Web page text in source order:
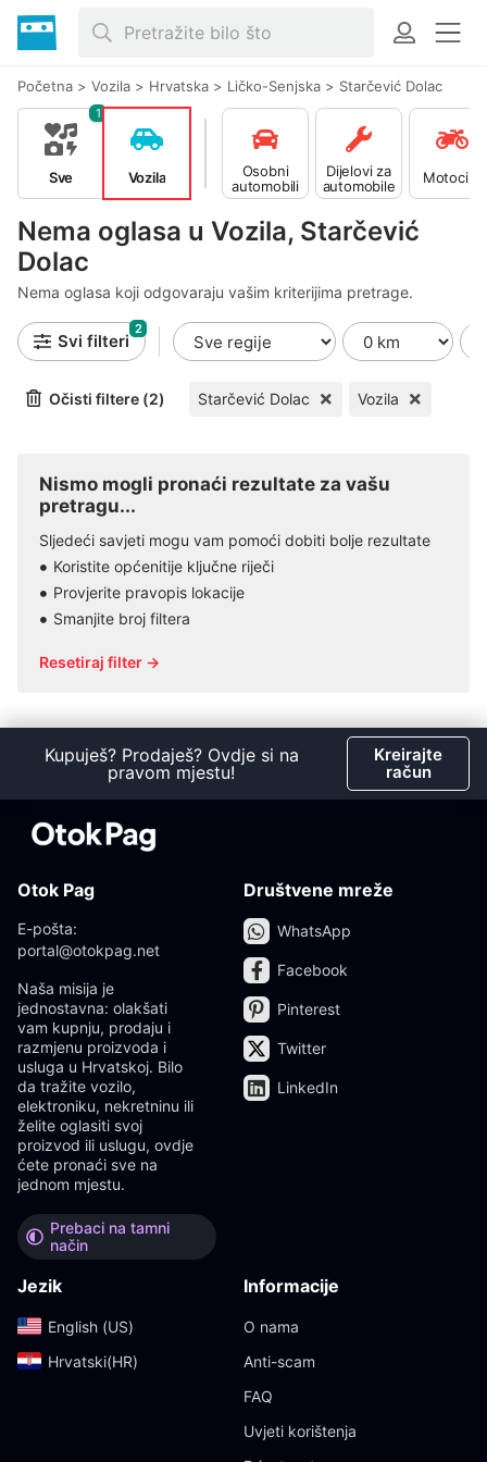
Početna > Vozila > Hrvatska > Ličko-Senjska > Starčević Dolac
Nema oglasa u Vozila, Starčević
Dolac
Nema oglasa koji odgovaraju vašim kriterijima pretrage.
Sve
1
Vozila
Osobni
automobili
Dijelovi za
automobile
Motocikli
Svi filteri
2
Očisti filtere (2) Starčević Dolac Vozila
Nismo mogli pronaći rezultate za vašu
pretragu...
Sljedeći savjeti mogu vam pomoći dobiti bolje rezultate
Koristite općenitije ključne riječi
Provjerite pravopis lokacije
Smanjite broj filtera
Resetiraj filter →
Kupuješ? Prodaješ? Ovdje si na
pravom mjestu!
Kreirajte
račun
Otok Pag
E-pošta:
portal@otokpag.net
Naša misija je
jednostavna: olakšati
vam kupnju, prodaju i
razmjenu proizvoda i
usluga u Hrvatskoj. Bilo
da tražite vozilo,
elektroniku, nekretninu ili
želite oglasiti svoj
proizvod ili uslugu, ovdje
ćete pronaći sve na
jednom mjestu.
Prebaci na tamni
način
Društvene mreže
WhatsApp
Facebook
Pinterest
Twitter
LinkedIn
Jezik
English (US)‎
Hrvatski(HR)‎
Informacije
O nama
Anti-scam
FAQ
Uvjeti korištenja